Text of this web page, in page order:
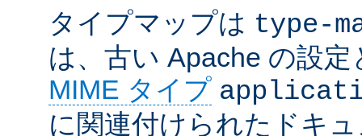
タイプマップは type-
は、古い Apache の設
MIME タイプ
に関連付けられたドキ